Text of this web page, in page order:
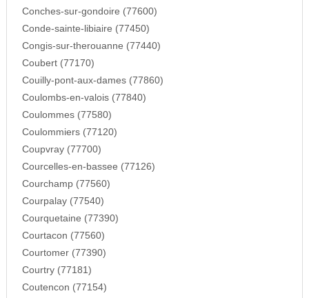
Conches-sur-gondoire (77600)
Conde-sainte-libiaire (77450)
Congis-sur-therouanne (77440)
Coubert (77170)
Couilly-pont-aux-dames (77860)
Coulombs-en-valois (77840)
Coulommes (77580)
Coulommiers (77120)
Coupvray (77700)
Courcelles-en-bassee (77126)
Courchamp (77560)
Courpalay (77540)
Courquetaine (77390)
Courtacon (77560)
Courtomer (77390)
Courtry (77181)
Coutencon (77154)